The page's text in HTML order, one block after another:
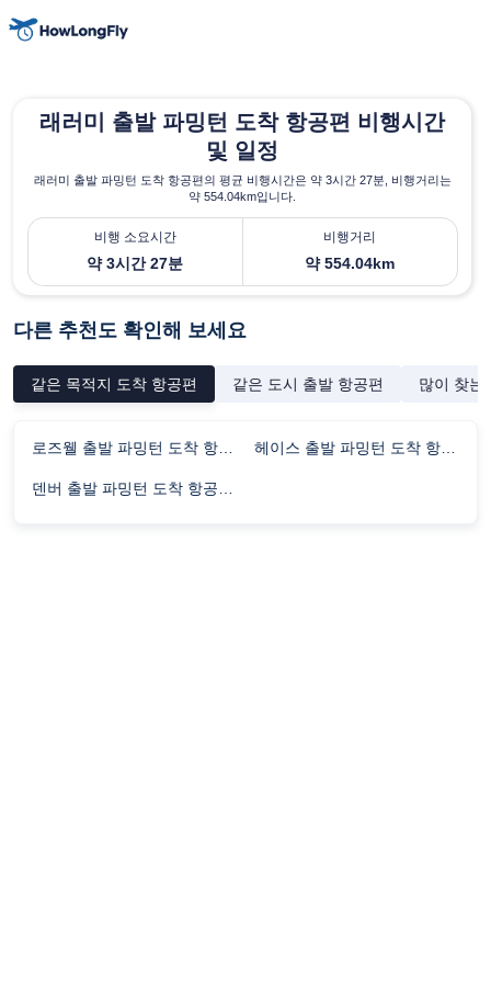
래러미 출발 파밍턴 도착 항공편 비행시간
및 일정
래러미 출발 파밍턴 도착 항공편의 평균 비행시간은 약 3시간 27분, 비행거리는
약 554.04km입니다.
비행 소요시간
약 3시간 27분
비행거리
약 554.04km
다른 추천도 확인해 보세요
같은 목적지 도착 항공편 같은 도시 출발 항공편 많이 찾는